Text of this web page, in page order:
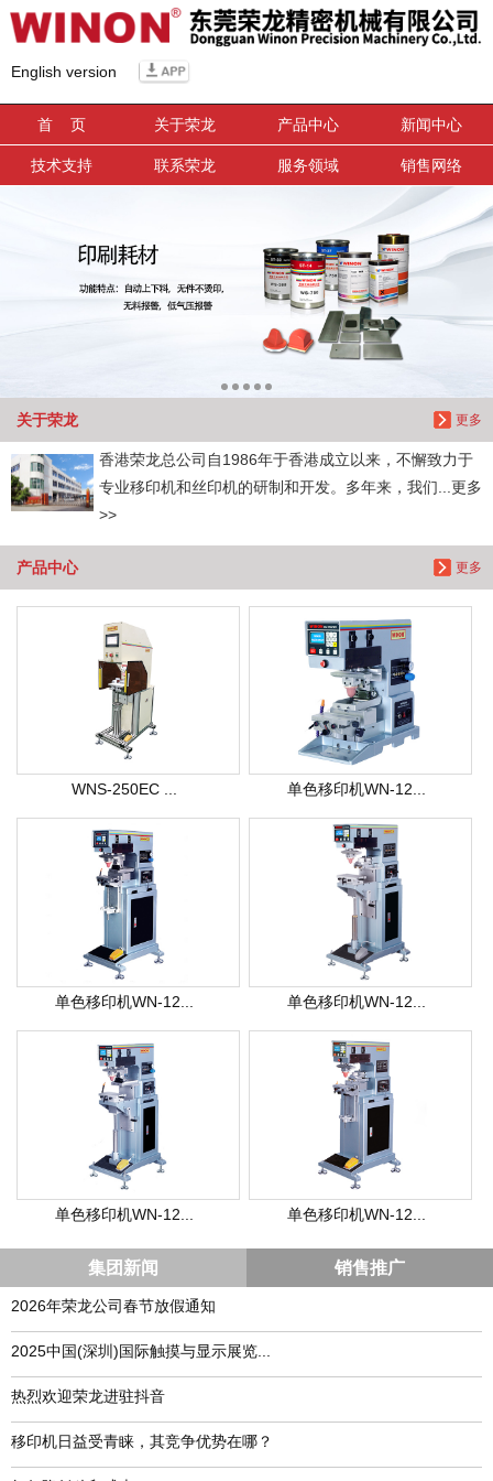
English version
首 页 关于荣龙 产品中心 新闻中心
技术支持 联系荣龙 服务领域 销售网络
更多
关于荣龙
香港荣龙总公司自1986年于香港成立以来，不懈致力于
专业移印机和丝印机的研制和开发。多年来，我们...更多
>>
更多
产品中心
WNS-250EC ... 单色移印机WN-12...
单色移印机WN-12... 单色移印机WN-12...
单色移印机WN-12... 单色移印机WN-12...
集团新闻 销售推广
2026年荣龙公司春节放假通知
​2025中国(深圳)国际触摸与显示展览...
热烈欢迎荣龙进驻抖音
移印机日益受青睐，其竞争优势在哪？
信息搜索
搜索